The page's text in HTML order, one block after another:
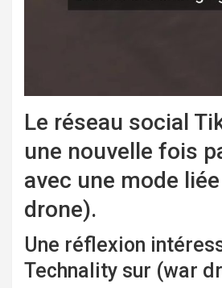
Le réseau social
une nouvelle fois
avec une mode
drone).
Une réflexion
Technality sur (war